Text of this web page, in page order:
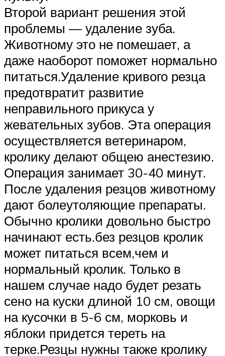
Второй вариант решения этой
проблемы — удаление зуба.
Животному это не помешает, а
даже наоборот поможет нормально
питаться.Удаление кривого резца
предотвратит развитие
неправильного прикуса у
жевательных зубов. Эта операция
осуществляется ветеринаром,
кролику делают общею анестезию.
Операция занимает 30-40 минут.
После удаления резцов животному
дают болеутоляющие препараты.
Обычно кролики довольно быстро
начинают есть.без резцов кролик
может питаться всем,чем и
нормальный кролик. Только в
нашем случае надо будет резать
сено на куски длиной 10 см, овощи
на кусочки в 5-6 см, морковь и
яблоки придется тереть на
терке.Резцы нужны также кролику